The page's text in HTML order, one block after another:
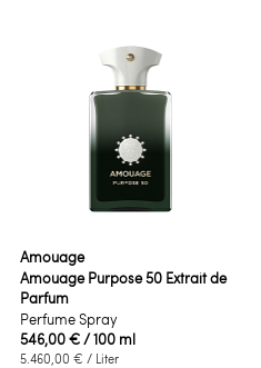
Amouage
Amouage Purpose 50 Extrait de
Parfum
Perfume Spray
546,00 €/ 100 ml
5.460,00 € / Liter